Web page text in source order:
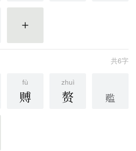
更多
共6字
fù
赙
zhuì
赘